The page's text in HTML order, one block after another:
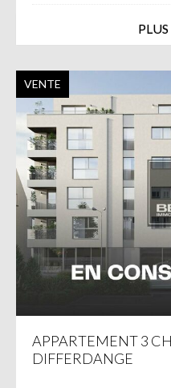
VENTE
APPARTEMENT 3
DIFFERDANGE